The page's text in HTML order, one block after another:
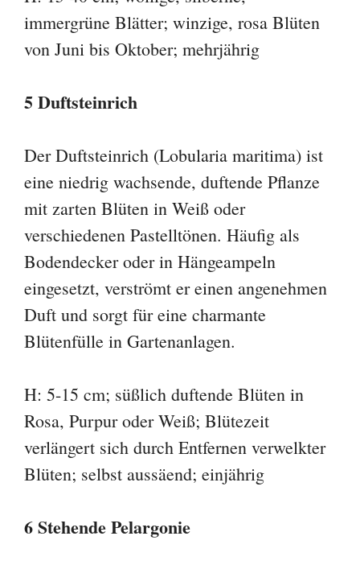
immergrüne Blätter; winzige, rosa Blüten
von Juni bis Oktober; mehrjährig
5 Duftsteinrich
Der Duftsteinrich (Lobularia maritima) ist
eine niedrig wachsende, duftende Pflanze
mit zarten Blüten in Weiß oder
verschiedenen Pastelltönen. Häufig als
Bodendecker oder in Hängeampeln
eingesetzt, verströmt er einen angenehmen
Duft und sorgt für eine charmante
Blütenfülle in Gartenanlagen.
H: 5-15 cm; süßlich duftende Blüten in
Rosa, Purpur oder Weiß; Blütezeit
verlängert sich durch Entfernen verwelkter
Blüten; selbst aussäend; einjährig
6 Stehende Pelargonie